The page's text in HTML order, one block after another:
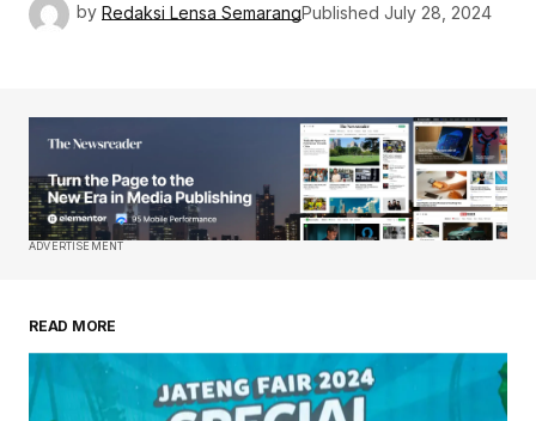
by Redaksi Lensa SemarangPublished July 28, 2024
ADVERTISEMENT
READ MORE